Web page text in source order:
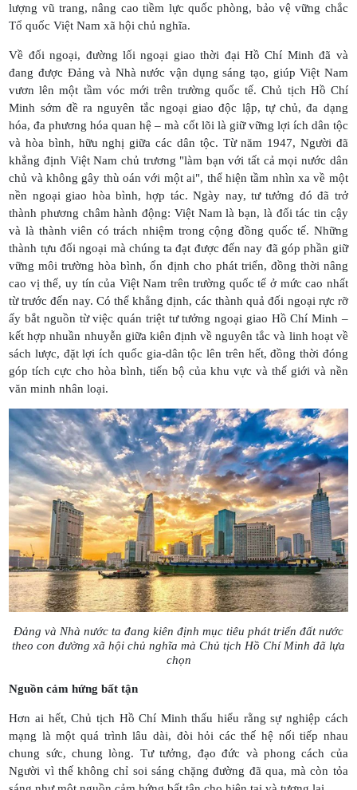
lượng vũ trang, nâng cao tiềm lực quốc phòng, bảo vệ vững chắc
Tổ quốc Việt Nam xã hội chủ nghĩa.
Về đối ngoại, đường lối ngoại giao thời đại Hồ Chí Minh đã và
đang được Đảng và Nhà nước vận dụng sáng tạo, giúp Việt Nam
vươn lên một tầm vóc mới trên trường quốc tế. Chủ tịch Hồ Chí
Minh sớm đề ra nguyên tắc ngoại giao độc lập, tự chủ, đa dạng
hóa, đa phương hóa quan hệ – mà cốt lõi là giữ vững lợi ích dân tộc
và hòa bình, hữu nghị giữa các dân tộc. Từ năm 1947, Người đã
khẳng định Việt Nam chủ trương "làm bạn với tất cả mọi nước dân
chủ và không gây thù oán với một ai", thể hiện tầm nhìn xa về một
nền ngoại giao hòa bình, hợp tác. Ngày nay, tư tưởng đó đã trở
thành phương châm hành động: Việt Nam là bạn, là đối tác tin cậy
và là thành viên có trách nhiệm trong cộng đồng quốc tế. Những
thành tựu đối ngoại mà chúng ta đạt được đến nay đã góp phần giữ
vững môi trường hòa bình, ổn định cho phát triển, đồng thời nâng
cao vị thế, uy tín của Việt Nam trên trường quốc tế ở mức cao nhất
từ trước đến nay. Có thể khẳng định, các thành quả đối ngoại rực rỡ
ấy bắt nguồn từ việc quán triệt tư tưởng ngoại giao Hồ Chí Minh –
kết hợp nhuần nhuyễn giữa kiên định về nguyên tắc và linh hoạt về
sách lược, đặt lợi ích quốc gia-dân tộc lên trên hết, đồng thời đóng
góp tích cực cho hòa bình, tiến bộ của khu vực và thế giới và nền
văn minh nhân loại.
Đảng và Nhà nước ta đang kiên định mục tiêu phát triển đất nước
theo con đường xã hội chủ nghĩa mà Chủ tịch Hồ Chí Minh đã lựa
chọn
Nguồn cảm hứng bất tận
Hơn ai hết, Chủ tịch Hồ Chí Minh thấu hiểu rằng sự nghiệp cách
mạng là một quá trình lâu dài, đòi hỏi các thế hệ nối tiếp nhau
chung sức, chung lòng. Tư tưởng, đạo đức và phong cách của
Người vì thế không chỉ soi sáng chặng đường đã qua, mà còn tỏa